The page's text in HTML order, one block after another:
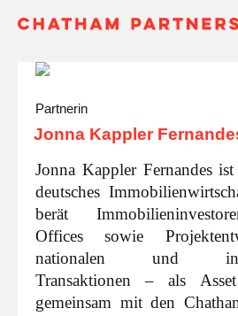
Partnerin
Jonna Kappler
Jonna Kappler Fernandes
deutsches
berät
Offices sowie
nationalen und
Transaktionen – als
gemeinsam mit den